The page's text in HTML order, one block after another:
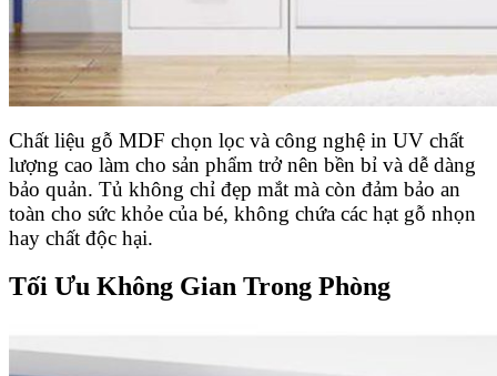
Chất liệu gỗ MDF chọn lọc và công nghệ in UV chất
lượng cao làm cho sản phẩm trở nên bền bỉ và dễ dàng
bảo quản. Tủ không chỉ đẹp mắt mà còn đảm bảo an
toàn cho sức khỏe của bé, không chứa các hạt gỗ nhọn
hay chất độc hại.
Tối Ưu Không Gian Trong Phòng